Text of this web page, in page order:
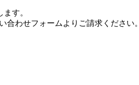
す。
わせフォームよりご請求ください。